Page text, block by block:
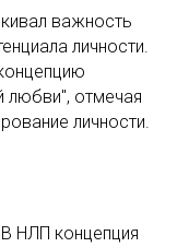
важность
личности.
любви", отмечая
личности.
НЛП концепция